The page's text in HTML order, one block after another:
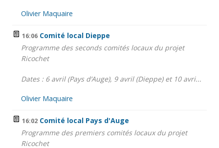
Olivier Maquaire
16:06 Comité local Dieppe
Programme des seconds comités locaux du projet
Ricochet
Dates : 6 avril (Pays d’Auge), 9 avril (Dieppe) et 10 avri...
Olivier Maquaire
16:02 Comité local Pays d'Auge
Programme des premiers comités locaux du projet
Ricochet